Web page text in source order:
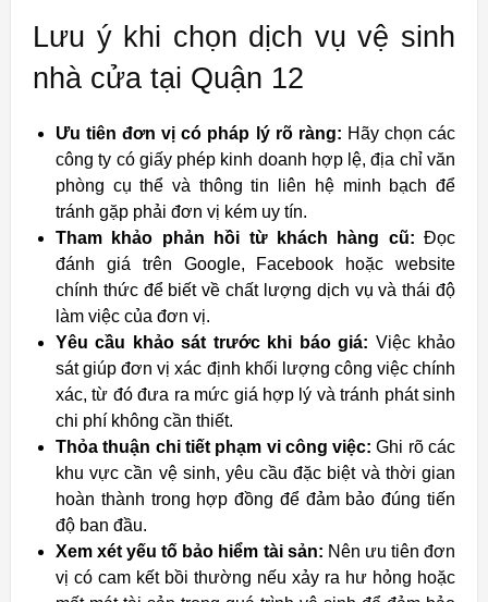
Lưu ý khi chọn dịch vụ vệ sinh
nhà cửa tại Quận 12
Ưu tiên đơn vị có pháp lý rõ ràng: Hãy chọn các
công ty có giấy phép kinh doanh hợp lệ, địa chỉ văn
phòng cụ thể và thông tin liên hệ minh bạch để
tránh gặp phải đơn vị kém uy tín.
Tham khảo phản hồi từ khách hàng cũ: Đọc
đánh giá trên Google, Facebook hoặc website
chính thức để biết về chất lượng dịch vụ và thái độ
làm việc của đơn vị.
Yêu cầu khảo sát trước khi báo giá: Việc khảo
sát giúp đơn vị xác định khối lượng công việc chính
xác, từ đó đưa ra mức giá hợp lý và tránh phát sinh
chi phí không cần thiết.
Thỏa thuận chi tiết phạm vi công việc: Ghi rõ các
khu vực cần vệ sinh, yêu cầu đặc biệt và thời gian
hoàn thành trong hợp đồng để đảm bảo đúng tiến
độ ban đầu.
Xem xét yếu tố bảo hiểm tài sản: Nên ưu tiên đơn
vị có cam kết bồi thường nếu xảy ra hư hỏng hoặc